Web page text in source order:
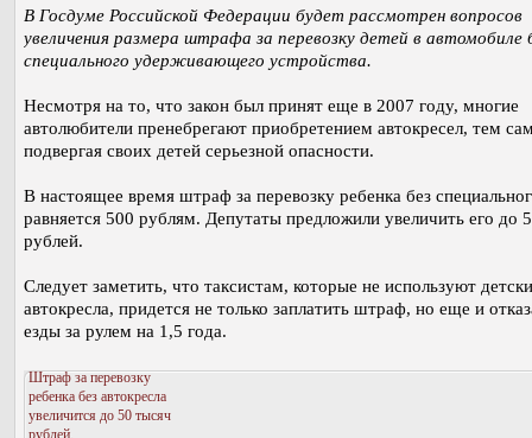
В Госдуме Российской Федерации будет рассмотрен вопросов
увеличения размера штрафа за перевозку детей в автомобиле
специального удерживающего устройства.
Несмотря на то, что закон был принят еще в 2007 году, многие
автолюбители пренебрегают приобретением автокресел, тем
подвергая своих детей серьезной опасности.
В настоящее время штраф за перевозку ребенка без
равняется 500 рублям. Депутаты предложили увеличить его до
рублей.
Следует заметить, что таксистам, которые не используют
автокресла, придется не только заплатить штраф, но еще и
езды за рулем на 1,5 года.
Штраф за перевозку
ребенка без автокресла
увеличится до 50 тысяч